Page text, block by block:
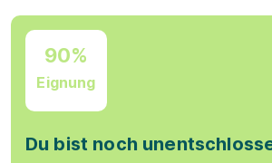
90%
Eignung
Du bist noch